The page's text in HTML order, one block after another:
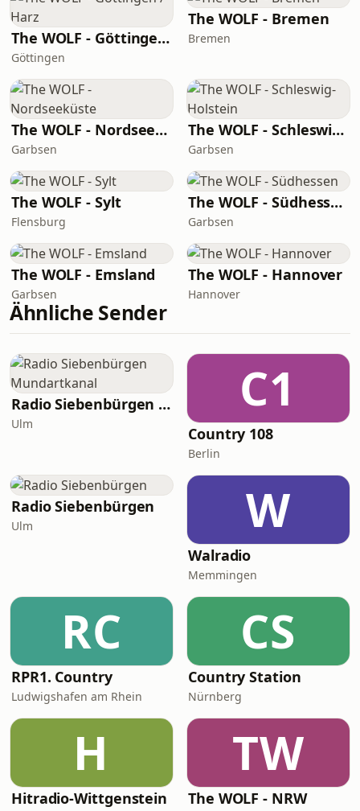
The WOLF - Göttingen / Harz
Göttingen
The WOLF - Bremen
Bremen
The WOLF - Nordseeküste
Garbsen
The WOLF - Schleswig-Holstein
Garbsen
The WOLF - Sylt
Flensburg
The WOLF - Südhessen
Garbsen
The WOLF - Emsland
Garbsen
The WOLF - Hannover
Hannover
Ähnliche Sender
Radio Siebenbürgen Mundartkanal
Ulm
C1
Country 108
Berlin
Radio Siebenbürgen
Ulm W
Walradio
Memmingen
RC
RPR1. Country
Ludwigshafen am Rhein
CS
Country Station
Nürnberg
H
Hitradio-Wittgenstein
TW
The WOLF - NRW